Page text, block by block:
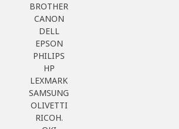
BROTHER
CANON
DELL
EPSON
PHILIPS
HP
LEXMARK
SAMSUNG
OLIVETTI
RICOH.